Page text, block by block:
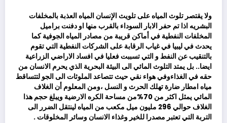
ولا يقتصر تلوث المياه على تلويث الإنسان المياه العذبة بالمخلفات
البشريه اذا تم حفر الابار السوداء بالقرب منها او دفنت براميل
المخلفات النفطية في أماكن قريبة من مصادر المياه الجوفية كما
يحدث في ليبيا في غياب الرقابة على الشركات النفطية التي تقوم
بالتنقيب عن النفط و التي تسببت فعليا في افساد الاراضي الزراعية
ايضا.. بل يمتد التلوث المائي الى البيئة البحرية الذي يحرم الانسان من
حقه في الغذاءوفي هواء نقي حيث تتصاعد الملوثات الى الجو لتتساقط
مياه امطار ضارة تهلك الحرث و النسل ،ومن المعلوم أن الغلاف
المائي يمثل اكثر من 70%من مساحة الكره الارضية ويبلغ حجم هذا
الغلاف حوالي 296 مليون ميل مكعب من المياه لينتقل الضرر الى
التربة التي تعتبر مصدرا للخير وغذاء الانسان وسائر المخلوقات .